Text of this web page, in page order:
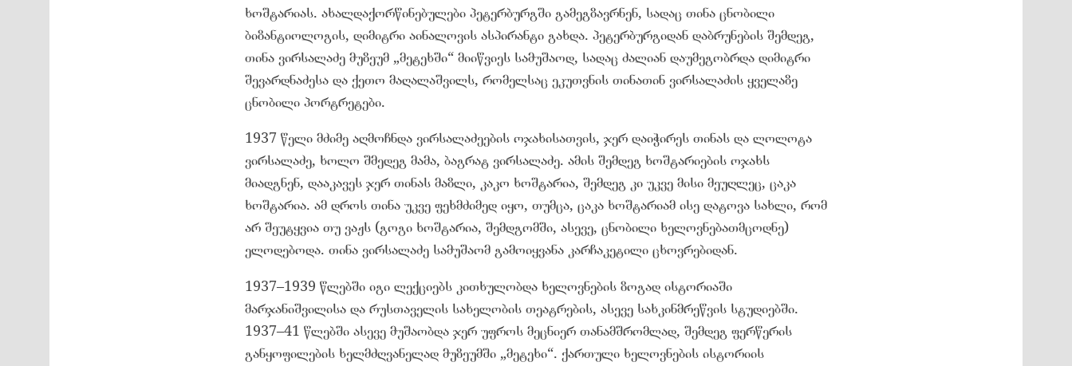
ხოშტარიას. ახალდაქორწინებულები პეტერბურგში გამეგზავრნენ, სადაც თინა ცნობილი
ბიზანტიოლოგის, დიმიტრი აინალოვის ასპირანტი გახდა. პეტერბურგიდან დაბრუნების შემდეგ,
თინა ვირსალაძე მუზეუმ „მეტეხში“ მიიწვიეს სამუშაოდ, სადაც ძალიან დაუმეგობრდა დიმიტრი
შევარდნაძესა და ქეთო მაღალაშვილს, რომელსაც ეკუთვნის თინათინ ვირსალაძის ყველაზე
ცნობილი პორტრეტები.
1937 წელი მძიმე აღმოჩნდა ვირსალაძეების ოჯახისათვის, ჯერ დაიჭირეს თინას და ლოლოტა
ვირსალაძე, ხოლო შმედეგ მამა, ბაგრატ ვირსალაძე. ამის შემდეგ ხოშტარიების ოჯახს
მიადგნენ, დააკავეს ჯერ თინას მაზლი, კაკო ხოშტარია, შემდეგ კი უკვე მისი მეუღლეც, ცაკა
ხოშტარია. ამ დროს თინა უკვე ფეხმძიმედ იყო, თუმცა, ცაკა ხოშტარიამ ისე დატოვა სახლი, რომ
არ შეუტყვია თუ ვაჟს (გოგი ხოშტარია, შემდგომში, ასევე, ცნობილი ხელოვნებათმცოდნე)
ელოდებოდა. თინა ვირსალაძე სამუშაომ გამოიყვანა კარჩაკეტილი ცხოვრებიდან.
1937–1939 წლებში იგი ლექციებს კითხულობდა ხელოვნების ზოგად ისტორიაში
მარჯანიშვილისა და რუსთაველის სახელობის თეატრების, ასევე სახკინმრეწვის სტუდიებში.
1937–41 წლებში ასევე მუშაობდა ჯერ უფროს მეცნიერ თანამშრომლად, შემდეგ ფერწერის
განყოფილების ხელმძღვანელად მუზეუმში „მეტეხი“. ქართული ხელოვნების ისტორიის